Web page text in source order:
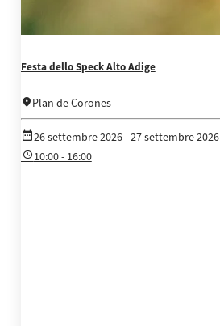
Festa dello Speck Alto Adige
Plan de Corones
26 settembre 2026- 27 settembre 2026
10:00 - 16:00